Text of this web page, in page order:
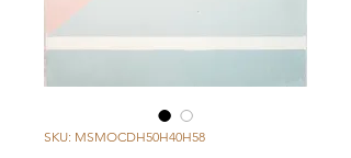
SKU: MSMOCDH50H40H58